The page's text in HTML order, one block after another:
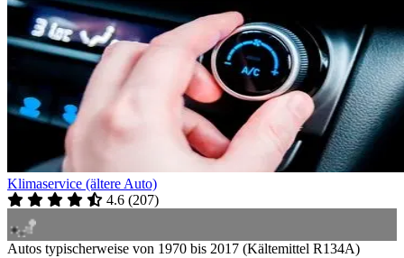
Klimaservice (ältere Auto)
4.6 (207)
Autos typischerweise von 1970 bis 2017 (Kältemittel R134A)